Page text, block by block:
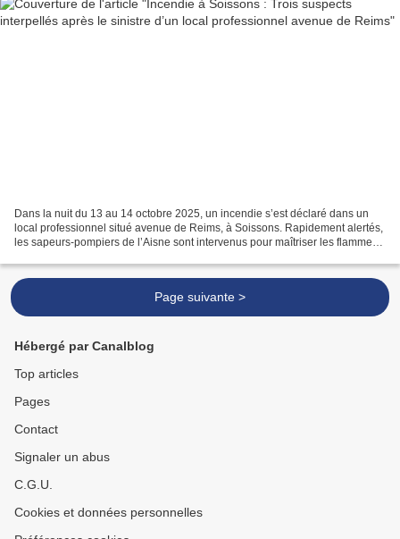
Dans la nuit du 13 au 14 octobre 2025, un incendie s’est déclaré dans un
local professionnel situé avenue de Reims, à Soissons. Rapidement alertés,
les sapeurs-pompiers de l’Aisne sont intervenus pour maîtriser les flammes
Page suivante >
Hébergé par Canalblog
Top articles
Pages
Contact
Signaler un abus
C.G.U.
Cookies et données personnelles